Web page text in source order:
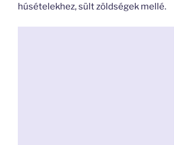
húsételekhez, sült zöldségek mellé.